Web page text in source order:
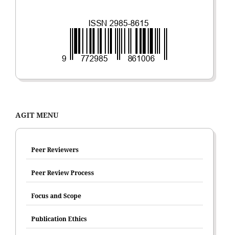
AGIT MENU
Peer Reviewers
Peer Review Process
Focus and Scope
Publication Ethics